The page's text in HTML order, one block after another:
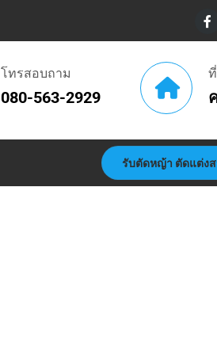
โทรสอบถาม
080-563-2929
รับตัดหญ้า ตัดแต่ง